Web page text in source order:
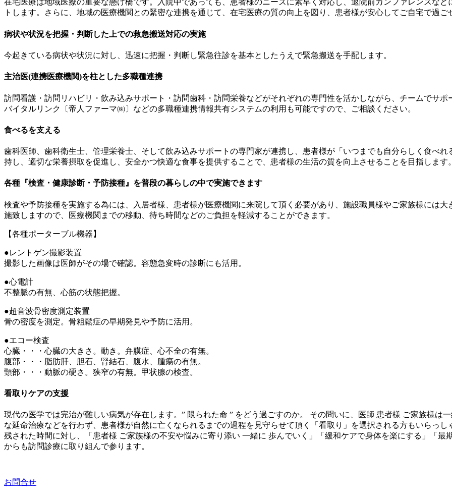
在宅医療は地域医療の重要な懸け橋です。入院中であっても、患者様のニーズに素早く対応し、退院前カンファレンスな
トします。さらに、地域の医療機関との緊密な連携を通じて、在宅医療の質の向上を図り、患者様が安心してご自宅で過
病状や状況を把握・判断した上での救急搬送対応の実施
今起きている病状や状況に対し、迅速に把握・判断し緊急往診を基本としたうえで緊急搬送を手配します。
主治医(連携医療機関)を柱とした多職種連携
訪問看護・訪問リハビリ・飲み込みサポート・訪問歯科・訪問栄養などがそれぞれの専門性を活かしながら、チームでサポ
バイタルリンク〔帝人ファーマ㈱〕などの多職種連携情報共有システムの利用も可能ですので、ご相談ください。
食べるを支える
歯科医師、歯科衛生士、管理栄養士、そして飲み込みサポートの専門家が連携し、患者様が「いつまでも自分らしく食べ
持し、適切な栄養摂取を促進し、安全かつ快適な食事を提供することで、患者様の生活の質を向上させることを目指します
各種『検査・健康診断・予防接種』を普段の暮らしの中で実施できます
検査や予防接種を実施する為には、入居者様、患者様が医療機関に来院して頂く必要があり、施設職員様やご家族様には
施致しますので、医療機関までの移動、待ち時間などのご負担を軽減することができます。
【各種ポーターブル機器】
●レントゲン撮影装置
撮影した画像は医師がその場で確認。容態急変時の診断にも活用。
●心電計
不整脈の有無、心筋の状態把握。
●超音波骨密度測定装置
骨の密度を測定。骨粗鬆症の早期発見や予防に活用。
●エコー検査
心臓・・・心臓の大きさ。動き。弁膜症、心不全の有無。
腹部・・・脂肪肝、胆石、腎結石、腹水、腫瘍の有無。
頸部・・・動脈の硬さ。狭窄の有無。甲状腺の検査。
看取りケアの支援
現代の医学では完治が難しい病気が存在します。” 限られた命 ” をどう過ごすのか。 その問いに、医師 患者様 ご家族様は
な延命治療などを行わず、患者様が自然に亡くなられるまでの過程を見守らせて頂く「看取り」を選択される方もいらっし
残された時間に対し、「患者様 ご家族様の不安や悩みに寄り添い 一緒に 歩んでいく」「緩和ケアで身体を楽にする」「
からも訪問診療に取り組んで参ります。
お問合せ